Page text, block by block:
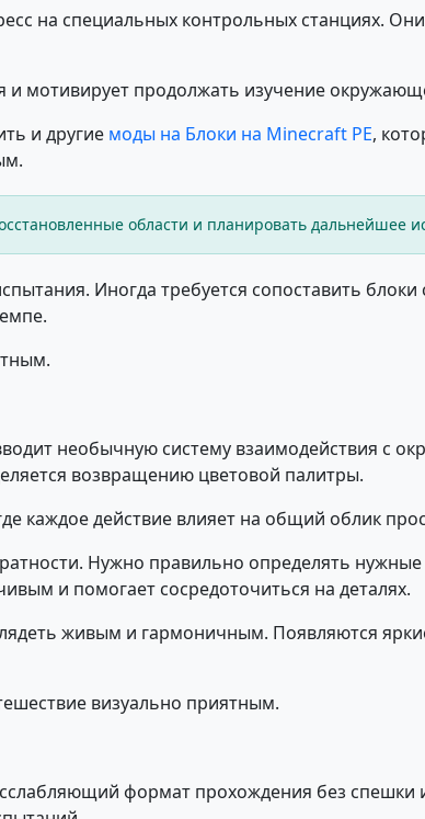
на специальных контрольных станциях.
мотивирует продолжать изучение
и другие моды на Блоки на Minecraft PE,
области и планировать дальнейшее
Иногда требуется сопоставить
необычную систему взаимодействия с
возвращению цветовой палитры.
каждое действие влияет на общий облик
Нужно правильно определять
и помогает сосредоточиться на деталях.
живым и гармоничным. Появляются
визуально приятным.
формат прохождения без спешки